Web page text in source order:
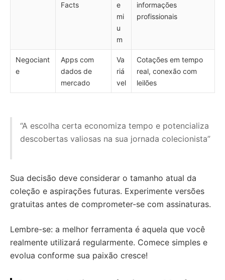
Facts
e
mi
u
m
informações
profissionais
Negociant
e
Apps com
dados de
mercado
Va
riá
vel
Cotações em tempo
real, conexão com
leilões
“A escolha certa economiza tempo e potencializa
descobertas valiosas na sua jornada colecionista”
Sua decisão deve considerar o tamanho atual da
coleção e aspirações futuras. Experimente versões
gratuitas antes de comprometer-se com assinaturas.
Lembre-se: a melhor ferramenta é aquela que você
realmente utilizará regularmente. Comece simples e
evolua conforme sua paixão cresce!